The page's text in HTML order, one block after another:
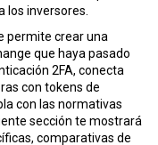
los inversores.
permite crear una
que haya pasado
2FA, conecta
con tokens de
con las normativas
sección te mostrará
comparativas de